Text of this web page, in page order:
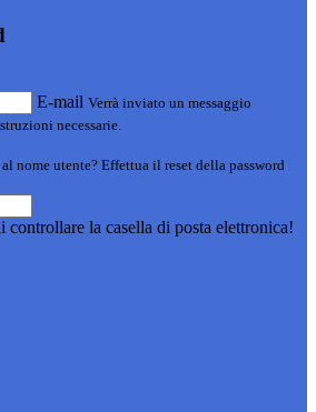
E-mail Verrà inviato un messaggio
necessarie.
nome utente? Effettua il reset della password
controllare la casella di posta elettronica!